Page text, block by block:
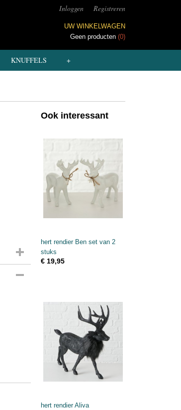
Inloggen Registreren
UW WINKELWAGEN
Geen producten (0)
KNUFFELS +
Ook interessant
hert rendier Ben set van 2
stuks
€ 19,95
hert rendier Aliva